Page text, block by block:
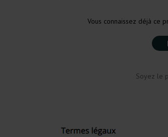
Vous connaissez déjà ce
Soyez le